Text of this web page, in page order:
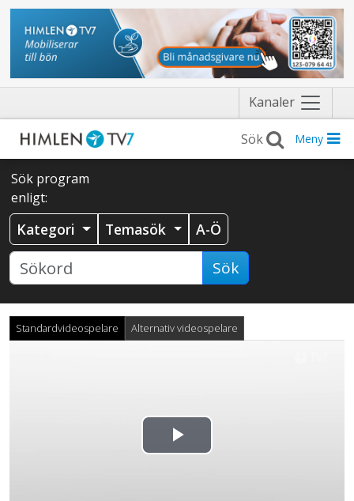
Kanaler Näytä
valikko
Meny
Sök program
enligt:
Kategori Temasök A-Ö
Sök
Standardvideospelare Alternativ videospelare
Spela